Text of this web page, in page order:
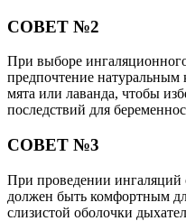
СОВЕТ №2
При выборе
предпочтение натуральным
мята или лаванда, чтобы
последствий для
СОВЕТ №3
При проведении ингаляций
должен быть комфортным
слизистой оболочки